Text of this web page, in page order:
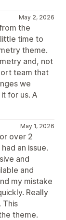
May 2, 2026
the
time to
theme.
and, not
team that
we
for us. A
May 1, 2026
over 2
an issue.
and
and
my mistake
Really
This
theme.